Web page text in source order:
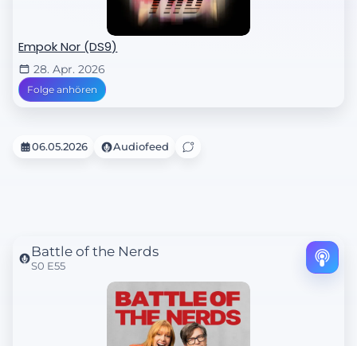
Empok Nor (DS9)
28. Apr. 2026
Folge anhören
06.05.2026 Audiofeed
Battle of the Nerds
S0 E55